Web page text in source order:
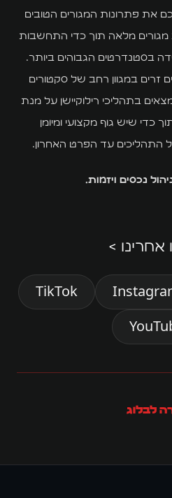
את פתרונות המגורים הטובים
מלאה תוך כדי התחשבות
בסטנדרטים הגבוהים ביותר.
זרים במגוון רחב של סקטורים
בתהליכי רילוקיישן על מנת
שיש גוף מקצועי ומיומן
התהליכים עד הפרט האחרון.
נכסים ויזמות.
אחרינו >
TikTok
לבלוג